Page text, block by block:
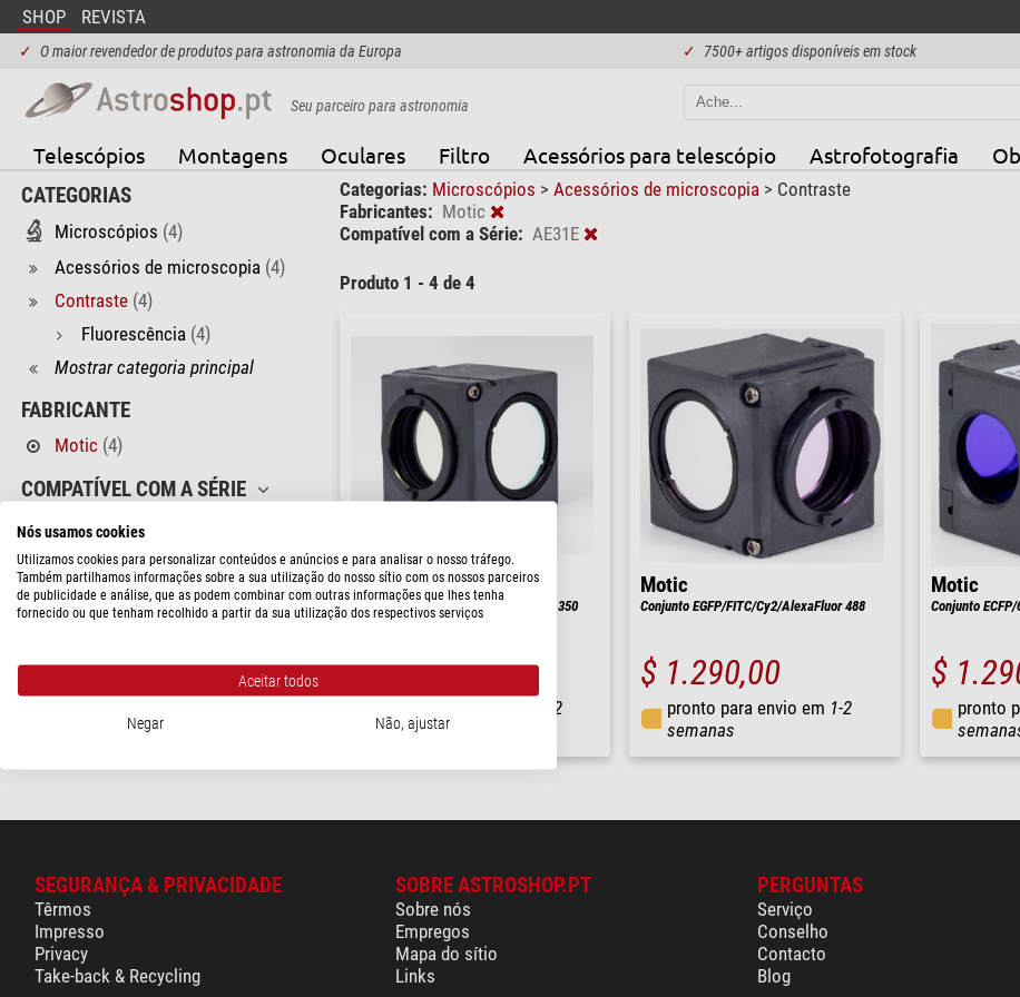
SHOP REVISTA
✓ O maior revendedor de produtos para astronomia da Europa ✓ 7500+ artigos disponíveis em stock
Seu parceiro para astronomia
Telescópios Montagens Oculares Filtro Acessórios para telescópio Astrofotografia
CATEGORIAS
Microscópios (4)
Acessórios de microscopia (4)
Contraste (4)
Fluorescência (4)
Mostrar categoria principal
FABRICANTE
Motic (4)
COMPATÍVEL COM A SÉRIE
AE31E (4)
PREÇO
1.150 - 2.310 $(4)
Categorias: Microscópios > Acessórios de microscopia > Contraste
Fabricantes: Motic
Compatível com a Série: AE31E
Produto 1 - 4 de 4
Motic
Conjunto DAPI + Hoechst AlexaFluor 350
(BA410E, AE31E)
$ 1.290,00
1-2
semanas
Motic
Conjunto EGFP/FITC/Cy2/AlexaFluor 488
$ 1.290,00
pronto para envio em 1-2
semanas
Motic
Conjunto
$
pronto
SEGURANÇA & PRIVACIDADE
Têrmos
Impresso
Privacy
Take-back & Recycling
SOBRE ASTROSHOP.PT
Sobre nós
Empregos
Mapa do sítio
Links
PERGUNTAS
Serviço
Conselho
Contacto
Blog
Nós usamos cookies
Utilizamos cookies para personalizar conteúdos e anúncios e para analisar o nosso tráfego.
Também partilhamos informações sobre a sua utilização do nosso sítio com os nossos parceiros
de publicidade e análise, que as podem combinar com outras informações que lhes tenha
fornecido ou que tenham recolhido a partir da sua utilização dos respectivos serviços
Aceitar todos
Negar Não, ajustar